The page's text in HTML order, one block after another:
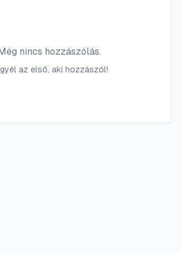
nincs hozzászólás.
az első, aki hozzászól!